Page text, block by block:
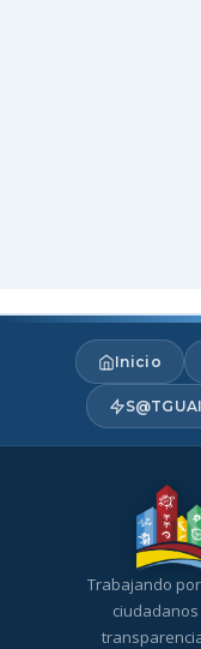
Inicio
Trabajando